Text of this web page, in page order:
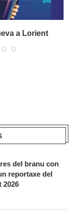
a Lorient
del branu con
reportaxe del
2026